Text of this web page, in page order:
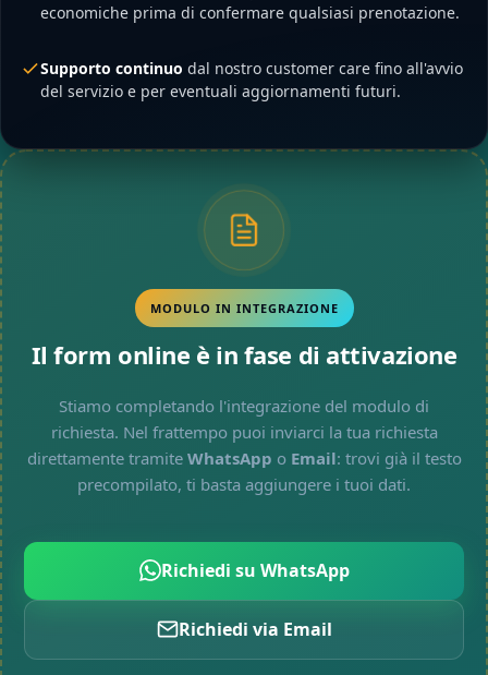
economiche prima di confermare qualsiasi prenotazione.
Supporto continuo dal nostro customer care fino all'avvio
del servizio e per eventuali aggiornamenti futuri.
MODULO IN INTEGRAZIONE
Il form online è in fase di attivazione
Stiamo completando l'integrazione del modulo di
richiesta. Nel frattempo puoi inviarci la tua richiesta
direttamente tramite WhatsApp o Email: trovi già il testo
precompilato, ti basta aggiungere i tuoi dati.
Richiedi su WhatsApp
Richiedi via Email